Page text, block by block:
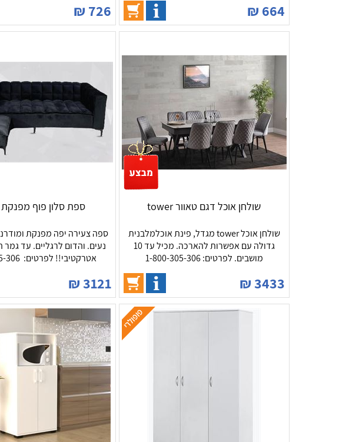
664
₪
726
₪
שולחן אוכל דגם טאוור tower
שולחן אוכל tower מגדל, פינת אוכלמלבנית
גדולה עם אפשרות להארכה. מכיל עד 10
מושבים. לפרטים: 1-800-305-306
3433
₪
ספת סלון פוף
ספה צעירה יפה מפנקת
נעים. והדום לרגליים. עד
אטרקטיבי!! לפרטים: 1-800-305-306
3121
₪